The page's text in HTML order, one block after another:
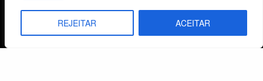
REJEITAR ACEITAR
vendas@cebi.org.br